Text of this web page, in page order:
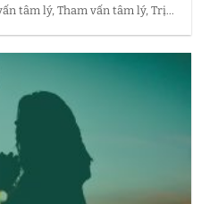
tâm lý, Tham vấn tâm lý, Trị...